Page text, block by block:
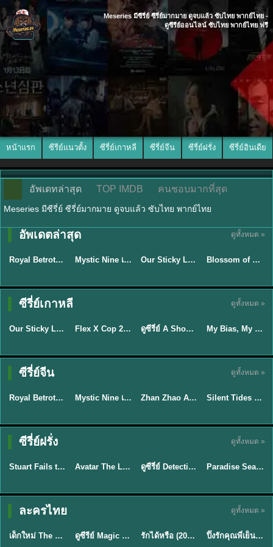
Meseries มีซีรี่ย์ ซีรี่ย์มากมาย ดูจบแล้ว ซับไทย พากย์ไทย -
ดูซีรีย์ออนไลน์ ซับไทย พากย์ไทย ฟรี
หน้าแรก ซีรีย์แนวตั้ง ซีรี่ย์เกาหลี ซีรี่ย์จีน ซีรี่ย์ฝรั่ง ซีรี่ย์อินเดีย
อัพเดทล่าสุด TOP IMDB คนชอบมากที่สุด
Meseries มีซีรี่ย์ ซีรี่ย์มากมาย ดูจบแล้ว ซับไทย พากย์ไทย
อัพเดตล่าสุด ดูทั้งหมด »
★9
ซับไทย
Royal Betrothal (2026) สัญญาวิวาห์แห่งราชวงศ์ พากย์ไทย ซับไทย EP1-32 ★9
พากย์ไทย/ซับ
Mystic Nine เก้าสกุล (2026) พากย์ไทย ซับไทย EP.1-30 ★6 Our Sticky Love รักติดหนึบ (2026) พากย์ไทย ซับไทย EP.1-12
ซับไทย
Blossom of Power (2026) บุหงาซ่อนคม พากย์ไทย ซับไทย EP1-36
ซีรี่ย์เกาหลี ดูทั้งหมด »
★6
ซับไทย
Our Sticky Love รักติดหนึบ (2026) พากย์ไทย ซับไทย EP.1-12 ★8 Flex X Cop 2 คุณชายสายสืบ ซีซั่น 2 (2026) พากย์ไทย ซับไทย EP.1-14 ★8 EP.16ดูซีรี่ย์ A Shop for Killers 2 ร้านลับนักฆ่า ซีซัน 2 (2026) ซับไทย-พากย์ไทย
ซับไทย
My Bias, My Boss เมื่อเมนฉันเป็นประธานบริษัท (2026) พากย์ไทย ซับไทย EP.1-12
ซีรี่ย์จีน ดูทั้งหมด »
★9
ซับไทย
Royal Betrothal (2026) สัญญาวิวาห์แห่งราชวงศ์ พากย์ไทย ซับไทย EP1-32 ★9 Mystic Nine เก้าสกุล (2026) พากย์ไทย ซับไทย EP.1-30 ★5 Zhan Zhao Adventures จั่นเจาตะลุยยุทธภพ (2026) พากย์ไทย ซับไทย EP.1-37 (จบ) ★9.5
พากย์ไทย
Silent Tides คลื่นลมลวง (2025) พากย์ไทย ซับไทย EP.1-31
ซีรี่ย์ฝรั่ง ดูทั้งหมด »
★9.3
พากย์ไทย
Stuart Fails to Save the Universe สจ๊วตล่มแผนกู้จักรวาล (2026) พากย์ไทย ซับไทย EP.1-10 ★7.8 EP.7Avatar The Last Airbender 2 เณรน้อยเจ้าอภินิหาร พากย์ไทย EP.9ดูซีรี่ย์ Detective Hole (2026) พากย์ไทย HD ฟรี อัปเดตล่าสุด Netflix EP.8
พากย์ไทย
Paradise Season 2 (2026) พากย์ไทย EP1-8 ดูซีรี่ย์ฝรั่ง HD ครบทุกตอน
ละครไทย ดูทั้งหมด »
★ 8 EP.6
พากย์ไทย
เด็กใหม่ The Reset 2026 EP1-6 พากย์ไทย ดูซีรี่ย์ Netflix ล่าสุด HD ดูซีรีย์ Magic Move (2026) ทำนายทายรัก Thai EP.1-10 HD รักได้หรือ (2026) YOUNG Let's Begin Again พากย์ไทย EP.1-19 ★8
พากย์ไทย
ปิ๊งรักคุณพี่เย็นชา (2026) Frozen Valentine EP.1-10 (จบ)